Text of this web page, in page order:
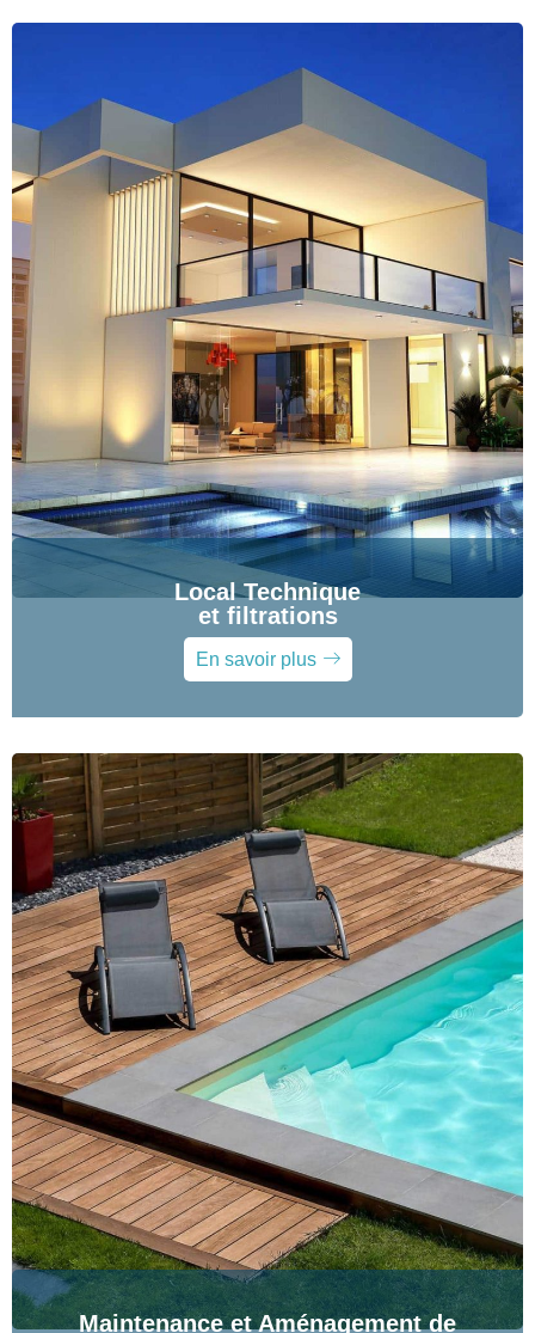
Local Technique
et filtrations
En savoir plus
Maintenance et Aménagement de